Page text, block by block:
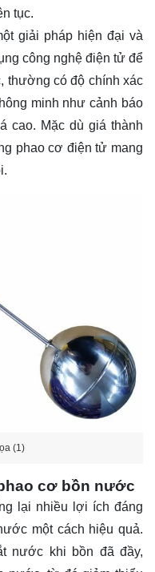
tục.
giải pháp hiện đại và
công nghệ điện tử để
thường có độ chính xác
minh như cảnh báo
cao. Mặc dù giá thành
phao cơ điện tử mang
(1)
cơ bồn nước
lại nhiều lợi ích đáng
một cách hiệu quả.
nước khi bồn đã đầy,